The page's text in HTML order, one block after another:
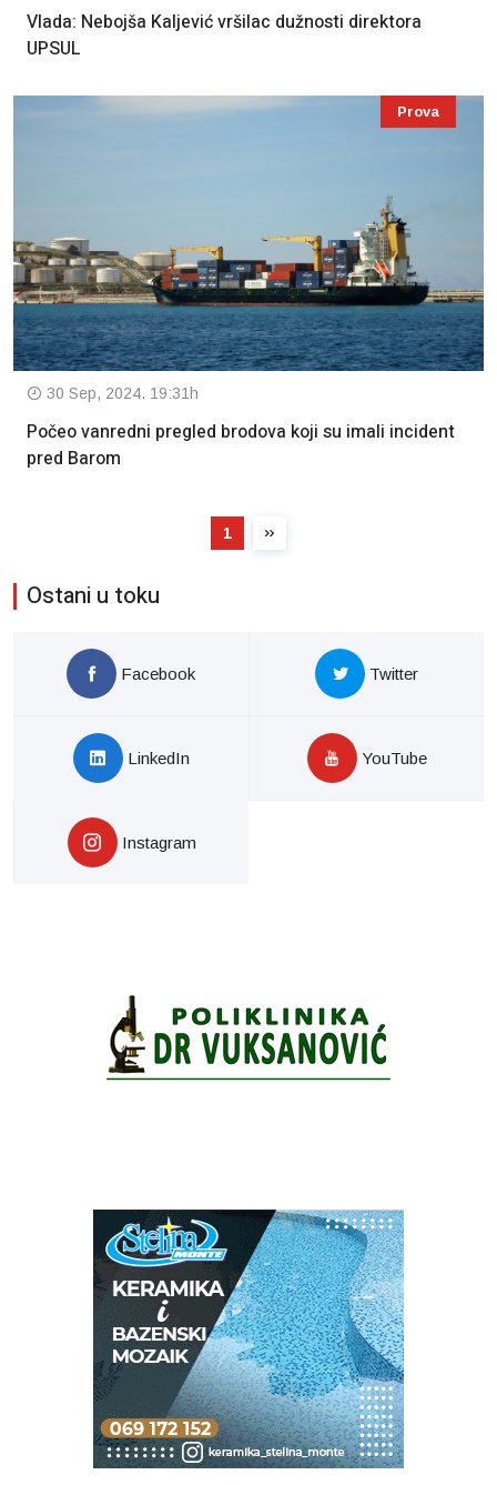
Vlada: Nebojša Kaljević vršilac dužnosti direktora
UPSUL
Prova
30 Sep, 2024. 19:31h
Počeo vanredni pregled brodova koji su imali incident
pred Barom
1
Ostani u toku
Facebook Twitter
LinkedIn YouTube
Instagram